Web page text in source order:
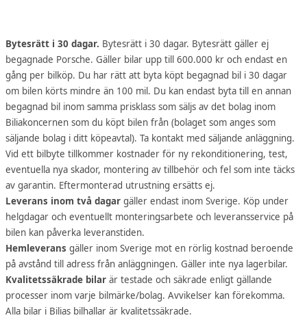
Bytesrätt i 30 dagar. Bytesrätt i 30 dagar. Bytesrätt gäller ej
begagnade Porsche. Gäller bilar upp till 600.000 kr och endast en
gång per bilköp. Du har rätt att byta köpt begagnad bil i 30 dagar
om bilen körts mindre än 100 mil. Du kan endast byta till en annan
begagnad bil inom samma prisklass som säljs av det bolag inom
Biliakoncernen som du köpt bilen från (bolaget som anges som
säljande bolag i ditt köpeavtal). Ta kontakt med säljande anläggning.
Vid ett bilbyte tillkommer kostnader för ny rekonditionering, test,
eventuella nya skador, montering av tillbehör och fel som inte täcks
av garantin. Eftermonterad utrustning ersätts ej.
Leverans inom två dagar gäller endast inom Sverige. Köp under
helgdagar och eventuellt monteringsarbete och leveransservice på
bilen kan påverka leveranstiden.
Hemleverans gäller inom Sverige mot en rörlig kostnad beroende
på avstånd till adress från anläggningen. Gäller inte nya lagerbilar.
Kvalitetssäkrade bilar är testade och säkrade enligt gällande
processer inom varje bilmärke/bolag. Avvikelser kan förekomma.
Alla bilar i Bilias bilhallar är kvalitetssäkrade.